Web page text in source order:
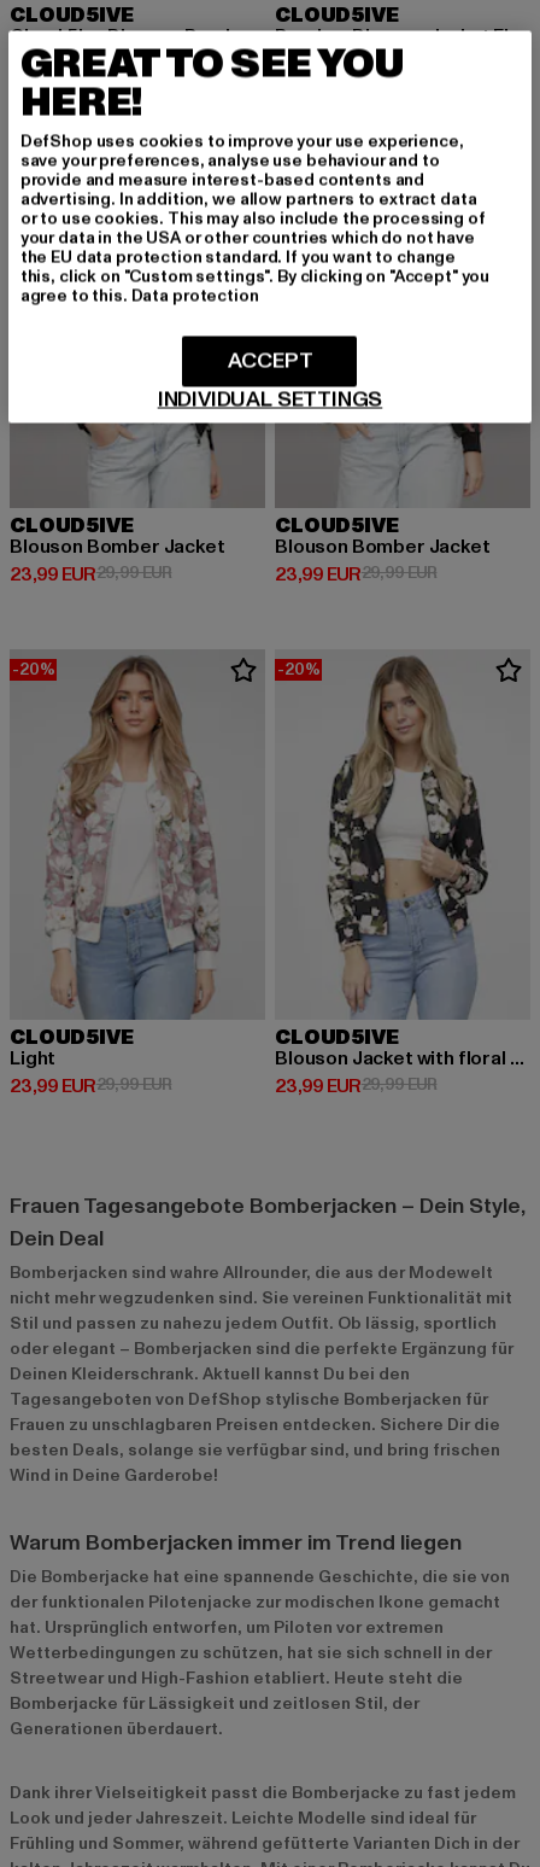
CLOUD5IVE
Cloud 5ive Blouson Bomber Jacket
26,06 EUR
Derzeitiger Preis: 26,06 EUR
32,99 EURAktionspreis: 32,99 EUR
CLOUD5IVE
Bomber Blouson Jacket Flowers
23,99 EUR
Derzeitiger Preis: 23,99 EUR
29,99 EUR
-20%
CLOUD5IVE
Blouson Bomber Jacket
23,99 EUR
Derzeitiger Preis: 23,99 EUR
29,99 EURAktionspreis: 29,99 EUR
-20%
CLOUD5IVE
Blouson Bomber Jacket
23,99 EUR
Derzeitiger Preis: 23,99 EUR
29,99 EURAktionspreis:
-20%
CLOUD5IVE
Light
23,99 EUR
Derzeitiger Preis: 23,99 EUR
29,99 EURAktionspreis: 29,99 EUR
-20%
CLOUD5IVE
Blouson Jacket with floral print
23,99 EUR
Derzeitiger Preis: 23,99 EUR
29,99 EURAktionspreis:
Frauen Tagesangebote Bomberjacken – Dein Style,
Dein Deal
Bomberjacken sind wahre Allrounder, die aus der Modewelt
nicht mehr wegzudenken sind. Sie vereinen Funktionalität mit
Stil und passen zu nahezu jedem Outfit. Ob lässig, sportlich
oder elegant – Bomberjacken sind die perfekte Ergänzung für
Deinen Kleiderschrank. Aktuell kannst Du bei den
Tagesangeboten von DefShop stylische Bomberjacken für
Frauen zu unschlagbaren Preisen entdecken. Sichere Dir die
besten Deals, solange sie verfügbar sind, und bring frischen
Wind in Deine Garderobe!
Warum Bomberjacken immer im Trend liegen
Die Bomberjacke hat eine spannende Geschichte, die sie von
der funktionalen Pilotenjacke zur modischen Ikone gemacht
hat. Ursprünglich entworfen, um Piloten vor extremen
Wetterbedingungen zu schützen, hat sie sich schnell in der
Streetwear und High-Fashion etabliert. Heute steht die
Bomberjacke für Lässigkeit und zeitlosen Stil, der
Generationen überdauert.
Dank ihrer Vielseitigkeit passt die Bomberjacke zu fast jedem
Look und jeder Jahreszeit. Leichte Modelle sind ideal für
Frühling und Sommer, während gefütterte Varianten Dich in der
GREAT TO SEE YOU
HERE!
DefShop uses cookies to improve your use experience,
save your preferences, analyse use behaviour and to
provide and measure interest-based contents and
advertising. In addition, we allow partners to extract data
or to use cookies. This may also include the processing of
your data in the USA or other countries which do not have
the EU data protection standard. If you want to change
this, click on "Custom settings". By clicking on "Accept" you
agree to this. Data protection
INDIVIDUAL SETTINGS
ACCEPT